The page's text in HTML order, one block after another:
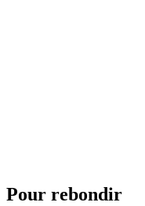
Pour rebondir